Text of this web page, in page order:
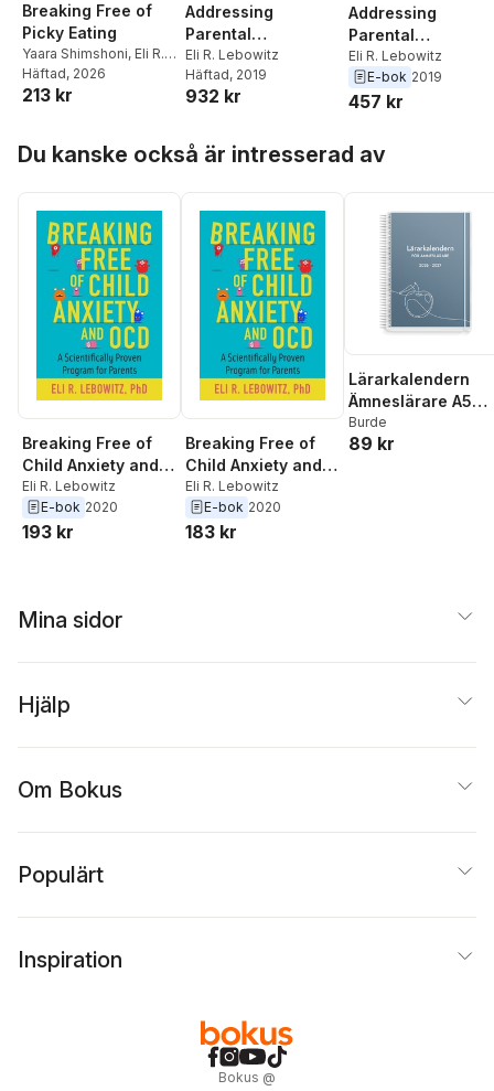
Breaking Free of
Picky Eating
Yaara Shimshoni, Eli R.
Lebowitz
Häftad, 2026
213 kr
Addressing
Parental
Accommodation
When Treating
Anxiety In Children
Eli R. Lebowitz
Häftad, 2019
932 kr
Addressing
Parental
Accommodation
When Treating
Anxiety In
Eli R. Lebowitz
E-bok 2019
457 kr
Du kanske också är intresserad av
Breaking Free of
Child Anxiety and
OCD
Eli R. Lebowitz
E-bok 2020
193 kr
Breaking Free of
Child Anxiety and
OCD
Eli R. Lebowitz
E-bok 2020
183 kr
Lärarkalendern
Ämneslärare A5
2026-2027
Burde
89 kr
Mina sidor
Hjälp
Om Bokus
Populärt
Inspiration
Bokus @